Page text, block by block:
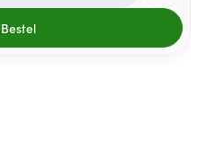
Bestel